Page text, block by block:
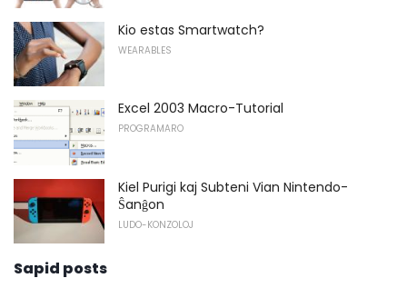
Kio estas Smartwatch?
WEARABLES
Excel 2003 Macro-Tutorial
PROGRAMARO
Kiel Purigi kaj Subteni Vian Nintendo-
Ŝanĝon
LUDO-KONZOLOJ
Sapid posts